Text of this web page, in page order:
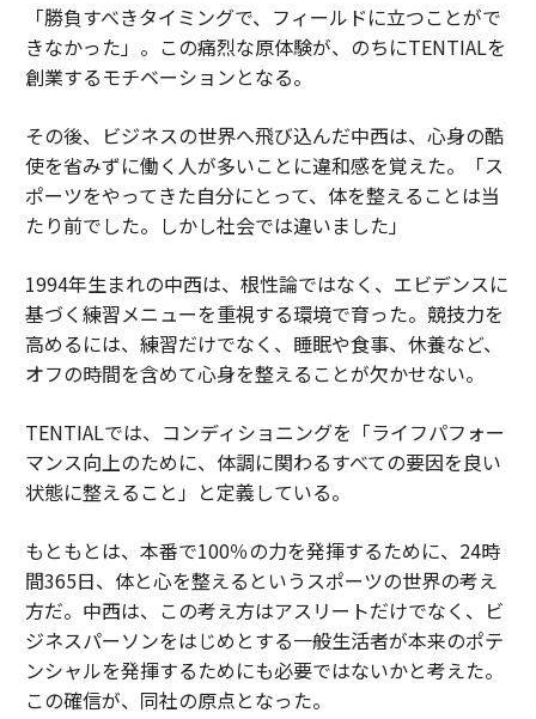
「勝負すべきタイミングで、フィールドに立つことがで
きなかった」。この痛烈な原体験が、のちにTENTIALを
創業するモチベーションとなる。
その後、ビジネスの世界へ飛び込んだ中西は、心身の酷
使を省みずに働く人が多いことに違和感を覚えた。「ス
ポーツをやってきた自分にとって、体を整えることは当
たり前でした。しかし社会では違いました」
1994年生まれの中西は、根性論ではなく、エビデンスに
基づく練習メニューを重視する環境で育った。競技力を
高めるには、練習だけでなく、睡眠や食事、休養など、
オフの時間を含めて心身を整えることが欠かせない。
TENTIALでは、コンディショニングを「ライフパフォー
マンス向上のために、体調に関わるすべての要因を良い
状態に整えること」と定義している。
もともとは、本番で100％の力を発揮するために、24時
間365日、体と心を整えるというスポーツの世界の考え
方だ。中西は、この考え方はアスリートだけでなく、ビ
ジネスパーソンをはじめとする一般生活者が本来のポテ
ンシャルを発揮するためにも必要ではないかと考えた。
この確信が、同社の原点となった。